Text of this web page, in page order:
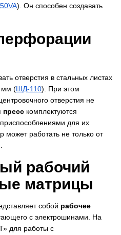
). Он способен создавать
отверстия в стальных листах
мм (​ШД-110). При этом
отверстия не
комплектуются
для их
работать не только от
рабочий
матрицы
собой рабочее
с электрошинами. На
для работы с